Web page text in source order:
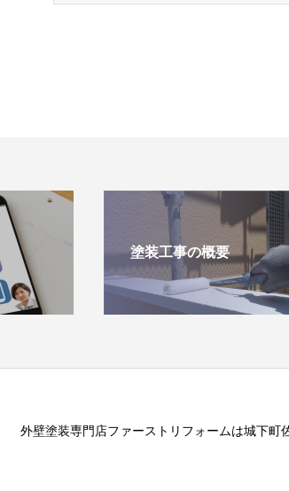
塗装工事の概要
外壁塗装専門店ファーストリフォームは城下町